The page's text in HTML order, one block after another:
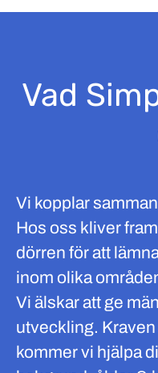
Vad
Vi kopplar
Hos oss kliver
dörren för att
inom olika
Vi älskar att ge
utveckling.
kommer vi hjälpa